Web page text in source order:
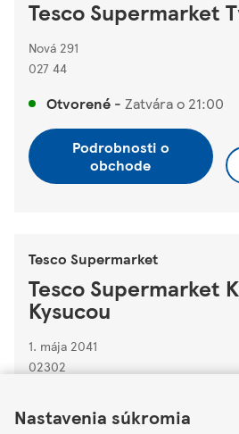
Nastavenia súkromia
Tesco Supermarket
Nová 291
027 44
Otvorené - Zatvára o 21:00
Podrobnosti o
obchode
Tesco Supermarket
Tesco Supermarket
Kysucou
1. mája 2041
02302